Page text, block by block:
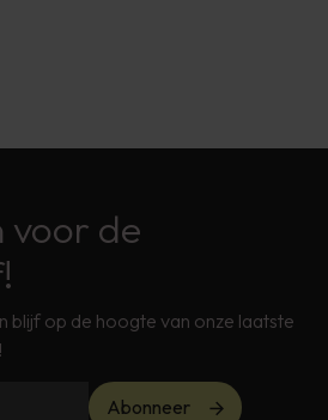
voor de
blijf op de hoogte van onze laatste
Abonneer